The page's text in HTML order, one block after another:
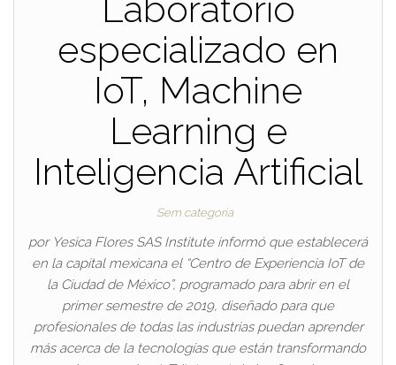
Laboratorio
especializado en
IoT, Machine
Learning e
Inteligencia Artificial
Sem categoria
por Yesica Flores SAS Institute informó que establecerá
en la capital mexicana el “Centro de Experiencia IoT de
la Ciudad de México”, programado para abrir en el
primer semestre de 2019, diseñado para que
profesionales de todas las industrias puedan aprender
más acerca de la tecnologías que están transformando